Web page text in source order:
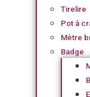
Tirelire
Pot à
Mètre
Badge